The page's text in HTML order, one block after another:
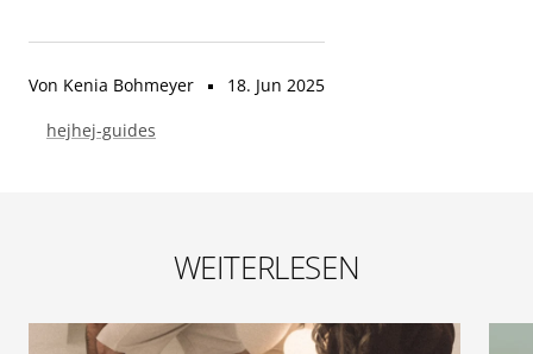
Von Kenia Bohmeyer
18. Jun 2025
hejhej-guides
WEITERLESEN